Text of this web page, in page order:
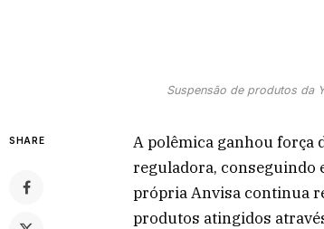
Suspensão de produtos da
SHARE
A polêmica ganhou força
reguladora, conseguindo
própria Anvisa continua
produtos atingidos